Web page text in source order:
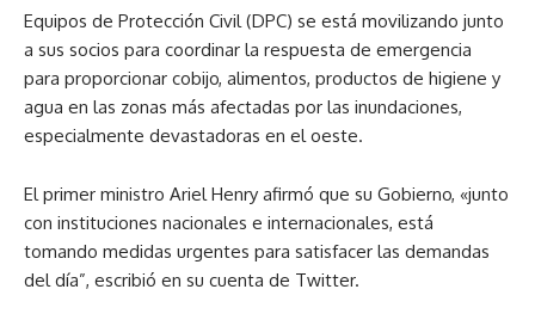
Equipos de Protección Civil (DPC) se está movilizando junto
a sus socios para coordinar la respuesta de emergencia
para proporcionar cobijo, alimentos, productos de higiene y
agua en las zonas más afectadas por las inundaciones,
especialmente devastadoras en el oeste.
El primer ministro Ariel Henry afirmó que su Gobierno, «junto
con instituciones nacionales e internacionales, está
tomando medidas urgentes para satisfacer las demandas
del día”, escribió en su cuenta de Twitter.